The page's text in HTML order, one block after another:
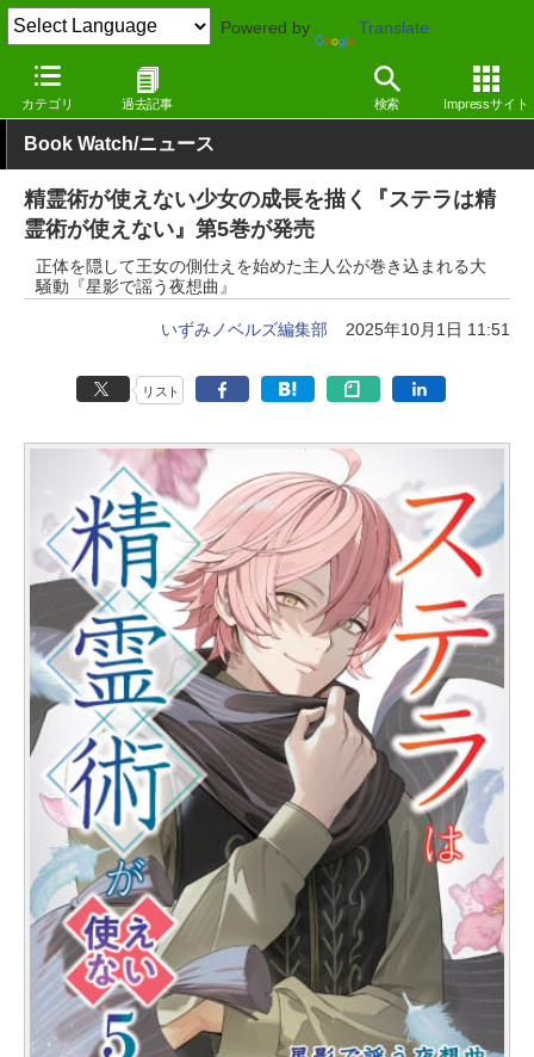
Powered by Translate
カテゴリ 過去記事 検索 Impressサイト
窓の杜 電子書籍・本
Book Watch/ニュース
精霊術が使えない少女の成長を描く『ステラは精
霊術が使えない』第5巻が発売
正体を隠して王女の側仕えを始めた主人公が巻き込まれる大
騒動『星影で謡う夜想曲』
いずみノベルズ編集部 2025年10月1日 11:51
リスト